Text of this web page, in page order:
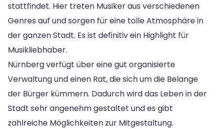
stattfindet. Hier treten Musiker aus verschiedenen
Genres auf und sorgen für eine tolle Atmosphäre in
der ganzen Stadt. Es ist definitiv ein Highlight für
Musikliebhaber.
Nürnberg verfügt über eine gut organisierte
Verwaltung und einen Rat, die sich um die Belange
der Bürger kümmern. Dadurch wird das Leben in der
Stadt sehr angenehm gestaltet und es gibt
zahlreiche Möglichkeiten zur Mitgestaltung.